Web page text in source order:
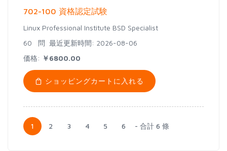
702-100 資格認定試験
Linux Professional Institute BSD Specialist
60 問 最近更新時間: 2026-08-06
価格: ￥6800.00
ショッピングカートに入れる
1 2 3 4 5 6 - 合計 6 條